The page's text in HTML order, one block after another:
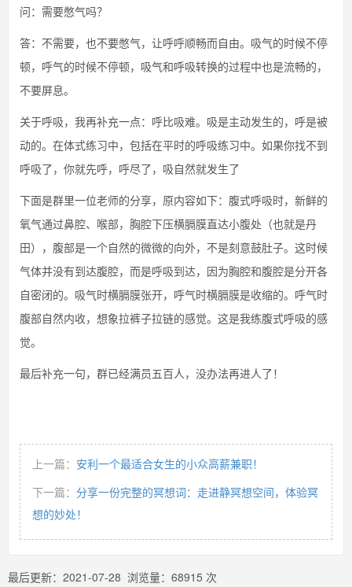
问：需要憋气吗？
答：不需要，也不要憋气，让呼呼顺畅而自由。吸气的时候不停
顿，呼气的时候不停顿，吸气和呼吸转换的过程中也是流畅的，
不要屏息。
关于呼吸，我再补充一点：呼比吸难。吸是主动发生的，呼是被
动的。在体式练习中，包括在平时的呼吸练习中。如果你找不到
呼吸了，你就先呼，呼尽了，吸自然就发生了
下面是群里一位老师的分享，原内容如下：腹式呼吸时，新鲜的
氧气通过鼻腔、喉部，胸腔下压横膈膜直达小腹处（也就是丹
田），腹部是一个自然的微微的向外，不是刻意鼓肚子。这时候
气体并没有到达腹腔，而是呼吸到达，因为胸腔和腹腔是分开各
自密闭的。吸气时横膈膜张开，呼气时横膈膜是收缩的。呼气时
腹部自然内收，想象拉裤子拉链的感觉。这是我练腹式呼吸的感
觉。
最后补充一句，群已经满员五百人，没办法再进人了！
上一篇： 安利一个最适合女生的小众高薪兼职！
下一篇： 分享一份完整的冥想词：走进静冥想空间，体验冥
想的妙处！
最后更新： 2021-07-28 浏览量： 68915 次